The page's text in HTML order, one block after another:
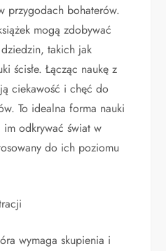
przygodach bohaterów.
mogą zdobywać
takich jak
ścisłe. Łącząc naukę z
ciekawość i chęć do
To idealna forma nauki
odkrywać świat w
do ich poziomu
wymaga skupienia i